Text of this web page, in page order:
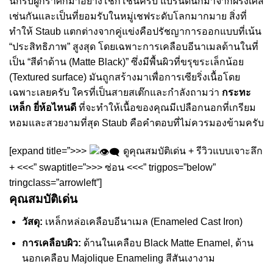
เช่นกันและเป็นที่ยอมรับในหมู่เชฟระดับโลกมากมาย สิ่งที่
ทำให้ Staub แตกต่างจากคู่แข่งคือปรัชญาการออกแบบที่เน้น
“ประสิทธิภาพ” สูงสุด โดยเฉพาะการเคลือบอีนาเมลด้านในที่
เป็น “สีดำด้าน (Matte Black)” ซึ่งมีพื้นผิวที่ขรุขระเล็กน้อย
(Textured surface) มันถูกสร้างมาเพื่อการเซียริ่งเนื้อโดย
เฉพาะเลยครับ ใครที่เป็นสายสเต๊กและกำลังถามว่า กระทะ
เหล็ก ยี่ห้อไหนดี ที่จะทำให้เนื้อของคุณมีเปลือกนอกที่เกรียม
หอมและสวยงามที่สุด Staub คือคำตอบที่ไม่ควรมองข้ามครับ
[expand title=”>>>
ดูคุณสมบัติเด่น + รีวิวแบบเจาะลึก
+ <<<” swaptitle=”>>> ซ่อน <<<” trigpos=”below”
tringclass=”arrowleft”]
คุณสมบัติเด่น
วัสดุ: เหล็กหล่อเคลือบอีนาเมล (Enameled Cast Iron)
การเคลือบผิว: ด้านในเคลือบ Black Matte Enamel, ด้าน
นอกเคลือบ Majolique Enameling สีสันเงางาม